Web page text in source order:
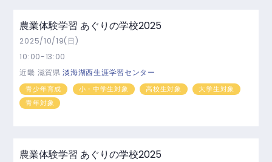
農業体験学習 あぐりの学校2025
2025/10/19(日)
10:00-13:00
近畿 滋賀県淡海湖西生涯学習センター
青少年育成 小・中学生対象 高校生対象
大学生対象
青年対象
農業体験学習 あぐりの学校2025